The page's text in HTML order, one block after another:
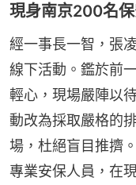
現身南京200名保
經一事長一智，張
線下活動。鑑於前
輕心，現場嚴陣以
動改為採取嚴格的
場，杜絕盲目推擠
專業安保人員，在